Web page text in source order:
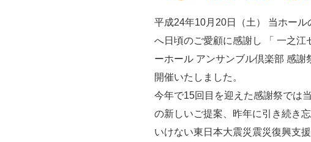
平成24年10月20日（土） 当ホール
へ日頃のご愛顧に感謝し 「 一之江
ーホール アンサンブル倶楽部 感謝
開催いたしました。
今年で15回目を迎えた感謝祭では
の新しいご提案、昨年に引き続き
いけない東日本大震災震災復興支